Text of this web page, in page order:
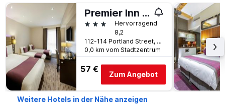
Premier Inn Manchester Portland St
3 SterneHervorragend
8,2
112-114 Portland Street, Manchester, Großbritannien
0,0 km vom Stadtzentrum
57 €
Zum Angebot
Weitere Hotels in der Nähe anzeigen